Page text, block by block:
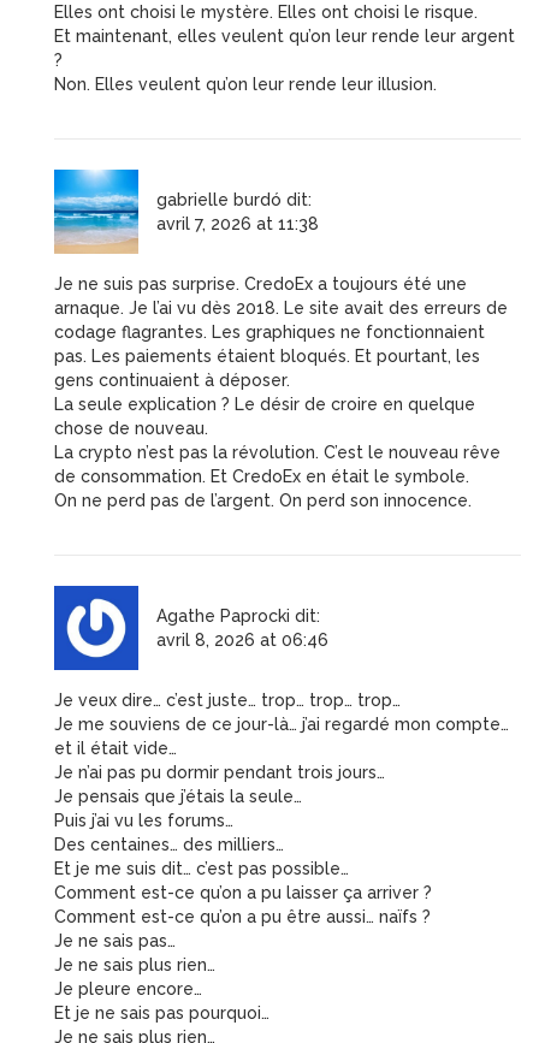
Elles ont choisi le mystère. Elles ont choisi le risque.
Et maintenant, elles veulent qu’on leur rende leur argent
?
Non. Elles veulent qu’on leur rende leur illusion.
gabrielle burdó dit:
avril 7, 2026 at 11:38
Je ne suis pas surprise. CredoEx a toujours été une
arnaque. Je l’ai vu dès 2018. Le site avait des erreurs de
codage flagrantes. Les graphiques ne fonctionnaient
pas. Les paiements étaient bloqués. Et pourtant, les
gens continuaient à déposer.
La seule explication ? Le désir de croire en quelque
chose de nouveau.
La crypto n’est pas la révolution. C’est le nouveau rêve
de consommation. Et CredoEx en était le symbole.
On ne perd pas de l’argent. On perd son innocence.
Agathe Paprocki dit:
avril 8, 2026 at 06:46
Je veux dire… c’est juste… trop… trop… trop…
Je me souviens de ce jour-là… j’ai regardé mon compte…
et il était vide…
Je n’ai pas pu dormir pendant trois jours…
Je pensais que j’étais la seule…
Puis j’ai vu les forums…
Des centaines… des milliers…
Et je me suis dit… c’est pas possible…
Comment est-ce qu’on a pu laisser ça arriver ?
Comment est-ce qu’on a pu être aussi… naïfs ?
Je ne sais pas…
Je ne sais plus rien…
Je pleure encore…
Et je ne sais pas pourquoi…
Je ne sais plus rien…